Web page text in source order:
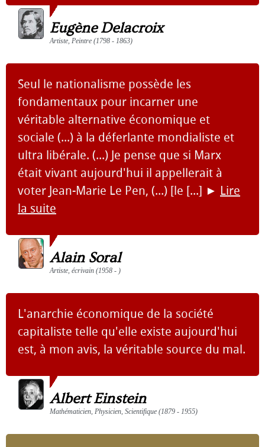
Eugène Delacroix
Artiste, Peintre (1798 - 1863)
Seul le nationalisme possède les
fondamentaux pour incarner une
véritable alternative économique et
sociale (...) à la déferlante mondialiste et
ultra libérale. (...) Je pense que si Marx
était vivant aujourd'hui il appellerait à
voter Jean-Marie Le Pen, (...) [le [...] ► Lire
la suite
Alain Soral
Artiste, écrivain (1958 - )
L'anarchie économique de la société
capitaliste telle qu'elle existe aujourd'hui
est, à mon avis, la véritable source du mal.
Albert Einstein
Mathématicien, Physicien, Scientifique (1879 - 1955)